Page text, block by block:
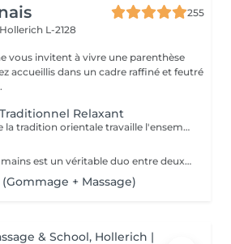
255
Hollerich L-2128
vous invitent à vivre une parenthèse
Relaxant
Ce massage inspiré de la tradition orientale travaille l'ensemble du corps avec de l'huile d'argon chauffée et délicatement parfumée. Les mains expertes de la praticienne insistent sur les points de tensions pour éliminer toxines et douleurs musculaire, et vous procurer un état de bien-être.
Un massage à quatre mains est un véritable duo entre deux praticiens, les mêmes régions sont massées simultanément : Ils travaillent en harmonie et en synergie totale sur les mêmes zones du corps au même moment, et en synchronisant leurs mouvements de façon très précise.
+ Massage)